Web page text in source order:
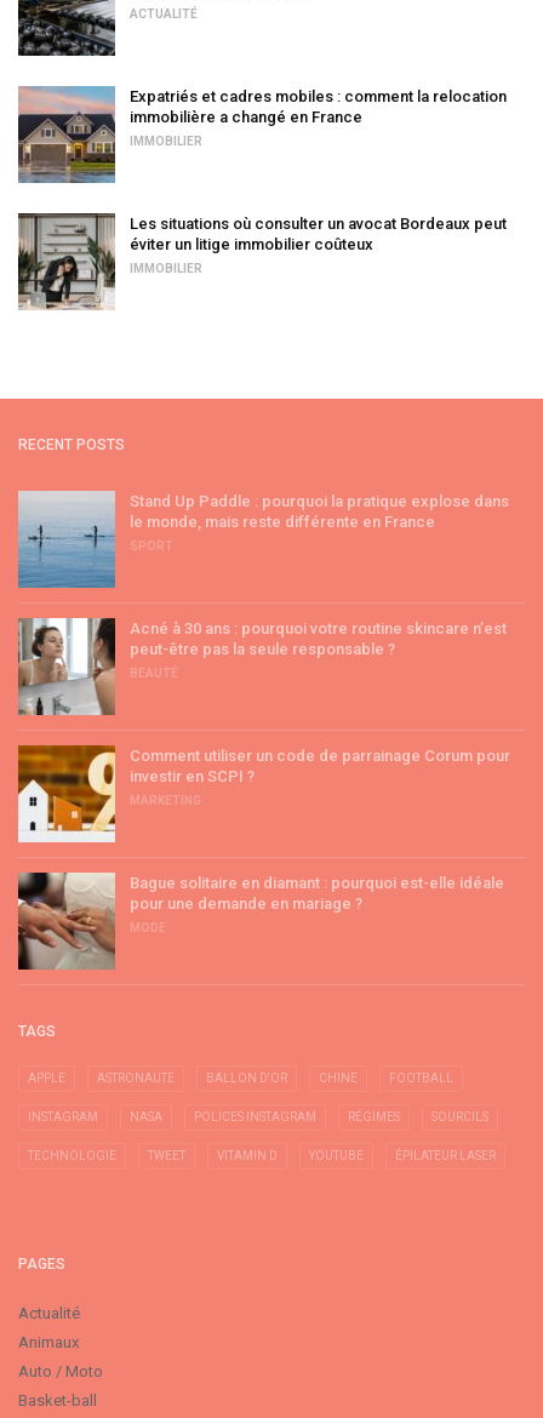
ACTUALITÉ
Expatriés et cadres mobiles : comment la relocation
immobilière a changé en France
IMMOBILIER
Les situations où consulter un avocat Bordeaux peut
éviter un litige immobilier coûteux
IMMOBILIER
RECENT POSTS
Stand Up Paddle : pourquoi la pratique explose dans
le monde, mais reste différente en France
SPORT
Acné à 30 ans : pourquoi votre routine skincare n’est
peut-être pas la seule responsable ?
BEAUTÉ
Comment utiliser un code de parrainage Corum pour
investir en SCPI ?
MARKETING
Bague solitaire en diamant : pourquoi est-elle idéale
pour une demande en mariage ?
MODE
TAGS
APPLE ASTRONAUTE BALLON D'OR CHINE FOOTBALL
INSTAGRAM NASA POLICES INSTAGRAM RÉGIMES SOURCILS
TECHNOLOGIE TWEET VITAMIN D YOUTUBE ÉPILATEUR LASER
PAGES
Actualité
Animaux
Auto / Moto
Basket-ball